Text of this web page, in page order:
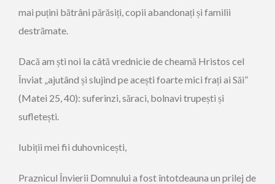
mai puțini bătrâni părăsiți, copii abandonați și familii
destrămate.
Dacă am ști noi la câtă vrednicie de cheamă Hristos cel
Înviat „ajutând și slujind pe acești foarte mici frați ai Săi”
(Matei 25, 40): suferinzi, săraci, bolnavi trupești și
sufletești.
Iubiții mei fii duhovnicești,
Praznicul Învierii Domnului a fost întotdeauna un prilej de